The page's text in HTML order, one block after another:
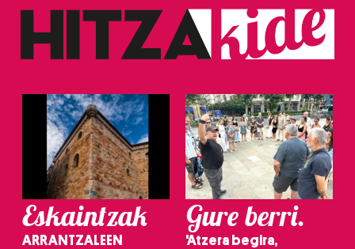
fitxategiak erabiltzen ditu. Zure esperientzia eta
zerbitzuak hobetzeko asmoz, cookie teknologiaz
baliatzen gara. Ohar hau onartuz gero, teknologia hori
Eskaintzak
ARRANTZALEEN
Gure berri.
'Atzera begira,